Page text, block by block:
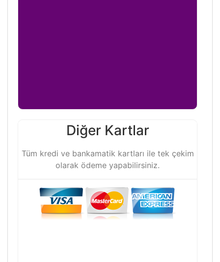
Diğer Kartlar
Tüm kredi ve bankamatik kartları ile tek çekim
olarak ödeme yapabilirsiniz.